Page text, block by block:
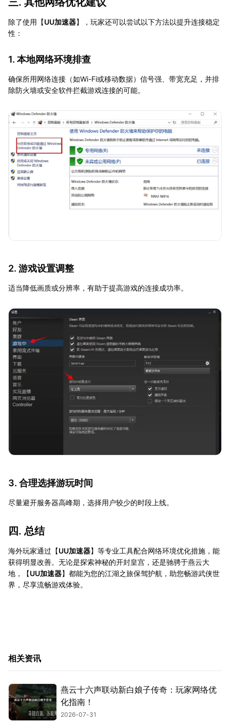
除了使用【UU加速器】，玩家还可以尝试以下方法以提升连接稳定
性：
1. 本地网络环境排查
确保所用网络连接（如Wi-Fi或移动数据）信号强、带宽充足，并排
除防火墙或安全软件拦截游戏连接的可能。
2. 游戏设置调整
适当降低画质或分辨率，有助于提高游戏的连接成功率。
3. 合理选择游玩时间
尽量避开服务器高峰期，选择用户较少的时段上线。
四. 总结
海外玩家通过【UU加速器】等专业工具配合网络环境优化措施，能
获得明显改善。无论是探索神秘的开封皇宫，还是驰骋于燕云大
地，【UU加速器】都能为您的江湖之旅保驾护航，助您畅游武侠世
界，尽享流畅游戏体验。
相关资讯
燕云十六声联动新白娘子传奇：玩家网络优
化指南！
2026-07-31